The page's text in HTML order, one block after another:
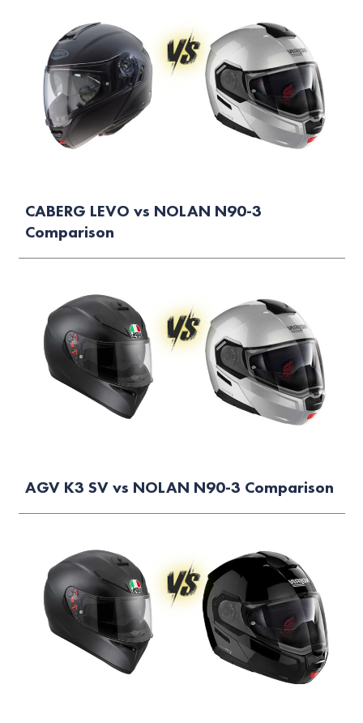
CABERG LEVO vs NOLAN N90-3
Comparison
AGV K3 SV vs NOLAN N90-3 Comparison